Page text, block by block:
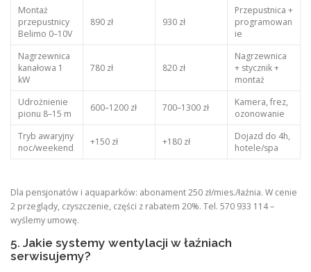
Montaż
przepustnicy
Belimo 0–10V
890 zł 930 zł
Przepustnica +
programowan
ie
Nagrzewnica
kanałowa 1
kW
780 zł 820 zł
Nagrzewnica
+ stycznik +
montaż
Udrożnienie
pionu 8–15 m
600–1200 zł 700–1300 zł
Kamera, frez,
ozonowanie
Tryb awaryjny
noc/weekend
+150 zł +180 zł
Dojazd do 4h,
hotele/spa
Dla pensjonatów i aquaparków: abonament 250 zł/mies./łaźnia. W cenie
2 przeglądy, czyszczenie, części z rabatem 20%. Tel. 570 933 114 –
wyślemy umowę.
5. Jakie systemy wentylacji w łaźniach
serwisujemy?